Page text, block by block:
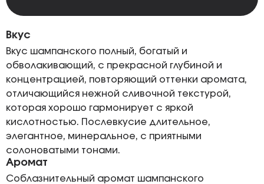
Вкус
Вкус шампанского полный, богатый и
обволакивающий, с прекрасной глубиной и
концентрацией, повторяющий оттенки аромата,
отличающийся нежной сливочной текстурой,
которая хорошо гармонирует с яркой
кислотностью. Послевкусие длительное,
элегантное, минеральное, с приятными
солоноватыми тонами.
Аромат
Соблазнительный аромат шампанского